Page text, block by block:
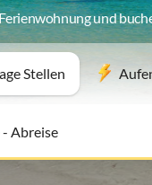
und
Stellen
Abreise